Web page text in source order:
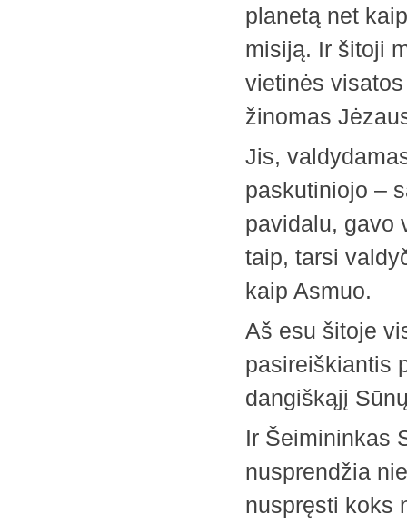
planetą net
misiją. Ir šitoji
vietinės
žinomas
Jis,
paskutiniojo –
pavidalu, gavo
taip, tarsi
kaip Asmuo.
Aš esu šitoje
pasireiškiantis
dangiškąjį
Ir Šeimininkas
nusprendžia
nuspręsti koks